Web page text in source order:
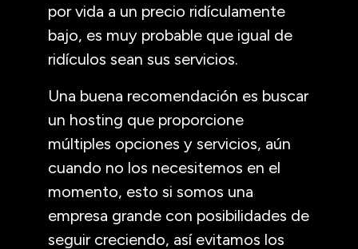
por vida a un precio ridículamente
bajo, es muy probable que igual de
ridículos sean sus servicios.
Una buena recomendación es buscar
un hosting que proporcione
múltiples opciones y servicios, aún
cuando no los necesitemos en el
momento, esto si somos una
empresa grande con posibilidades de
seguir creciendo, así evitamos los